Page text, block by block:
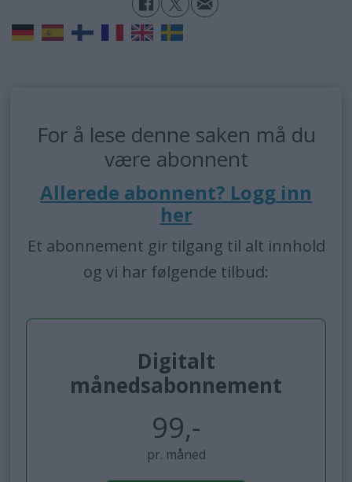
For å lese denne saken må du
være abonnent
Allerede abonnent? Logg inn
her
Et abonnement gir tilgang til alt innhold
og vi har følgende tilbud:
Digitalt
månedsabonnement
99,-
pr. måned